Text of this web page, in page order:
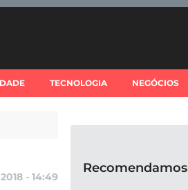
TECNOLOGIA NEGÓCIOS
- 14:49
Recomendamos